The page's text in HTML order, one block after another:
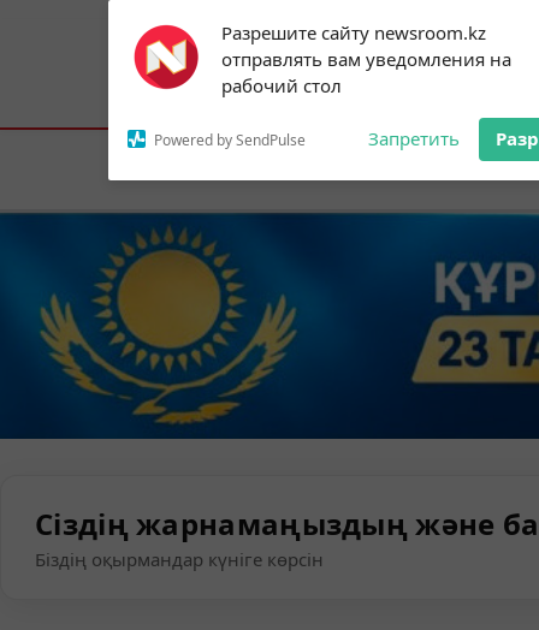
Разрешите сайту newsroom.kz
отправлять вам уведомления на
рабочий стол
Powered by SendPulse Запретить
Subscribe to our
notifications!
To enable permission prompts, click on
the notification icon
Астана:16°C Алматы:24°C
Елорда
Сіздің жарнамаңыздың және
Біздің оқырмандар күніге көрсін